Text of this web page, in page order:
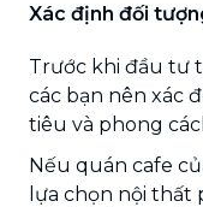
Xác định đối
Trước khi đầu tư
các bạn nên xác
tiêu và phong
Nếu quán cafe
lựa chọn nội thất